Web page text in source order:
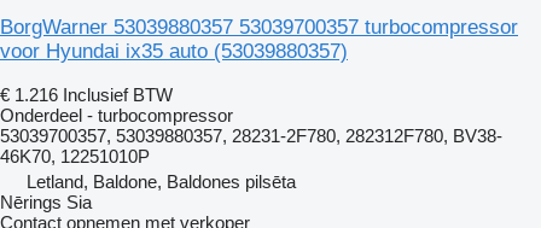
BorgWarner 53039880357 53039700357 turbocompressor
voor Hyundai ix35 auto (53039880357)
€ 1.216 Inclusief BTW
Onderdeel - turbocompressor
53039700357, 53039880357, 28231-2F780, 282312F780, BV38-
46K70, 12251010P
Letland, Baldone, Baldones pilsēta
Nērings Sia
Contact opnemen met verkoper